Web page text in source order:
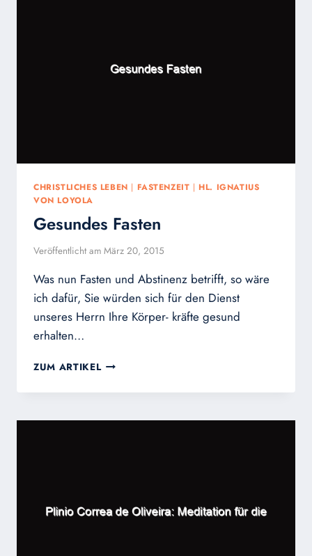
CHRISTLICHES LEBEN | FASTENZEIT | HL. IGNATIUS
VON LOYOLA
Gesundes Fasten
Veröffentlicht am März 20, 2015
Was nun Fasten und Abstinenz betrifft, so wäre
ich dafür, Sie würden sich für den Dienst
unseres Herrn Ihre Körper- kräfte gesund
erhalten…
ZUM ARTIKEL GESUNDES